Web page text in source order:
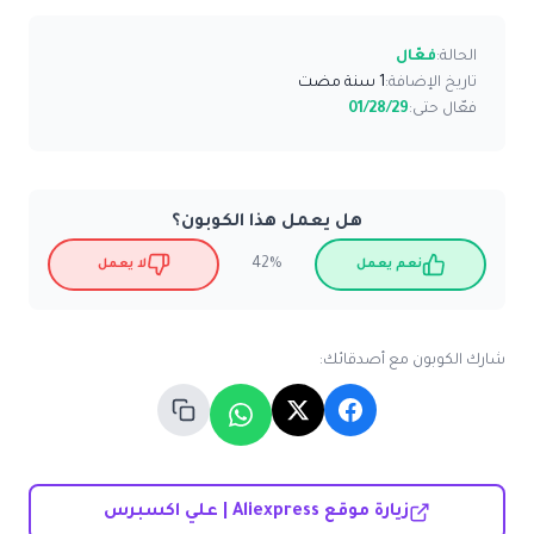
الحالة:فعّال
تاريخ الإضافة:1 سنة مضت
فعّال حتى:01/28/29
هل يعمل هذا الكوبون؟
نعم يعمل 42% لا يعمل
شارك الكوبون مع أصدقائك:
زيارة موقع Aliexpress | علي اكسبرس